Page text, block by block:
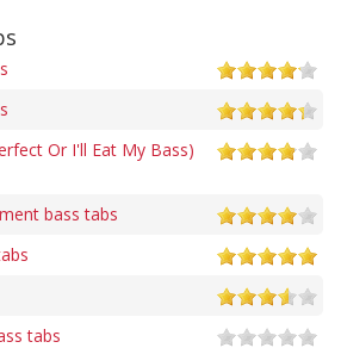
Or I'll Eat My Bass)
bass tabs
tabs